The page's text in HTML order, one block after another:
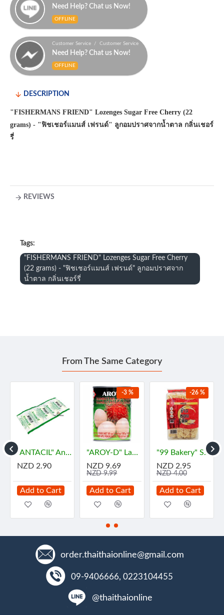
Need Help? Chat us Now!
OFFLINE
Customer Service / Customer Service
Need Help? Chat us Now!
OFFLINE
DESCRIPTION
"FISHERMANS FRIEND" Lozenges Sugar Free Cherry (22
grams) - "ฟิชเชอร์แมนส์ เฟรนด์" ลูกอมปราศจากน้ำตาล กลิ่นเชอร์
รี่
REVIEWS
Tags:
"FISHERMANS FRIEND" Lozenges Sugar Free Cherry
(22 grams) - "ฟิชเชอร์แมนส์ เฟรนด์" ลูกอมปราศจาก
น้ำตาล กลิ่นเชอร์รี่
From The Same Category
"ANTACIL" Antacid for symptomatic relief of stomach (10 Tablets) - แอนตาซิล ลดกรด ท้องอืด
NZD 2.90
Add to Cart
-3 %
"AROY-D" Lambutan in Syrub (565 grams) - "อร่อยดี" เงาะ
NZD 9.69
NZD 9.99
Add to Cart
-26 %
"99 Bakery" Soft Flour Cake - ORIGINAL Flavor (180 grams) - "99 เบเกอรี่" ข้าวซอยตัด ⚠️BBF 17/07/2026
NZD 2.95
NZD 4.00
Add to Cart
order.thaithaionline@gmail.com
09-9406666, 0223104455
@thaithaionline